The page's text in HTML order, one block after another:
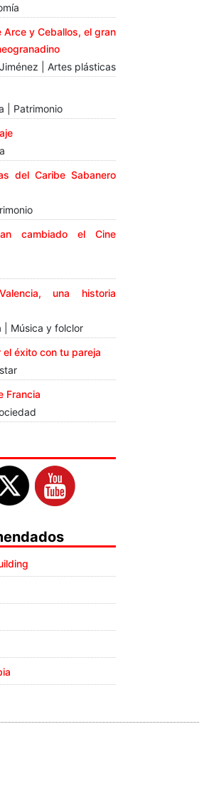
Arce y Ceballos, el gran
| Artes plásticas
| Patrimonio
del Caribe Sabanero
cambiado el Cine
una historia
| Música y folclor
éxito con tu pareja
Francia